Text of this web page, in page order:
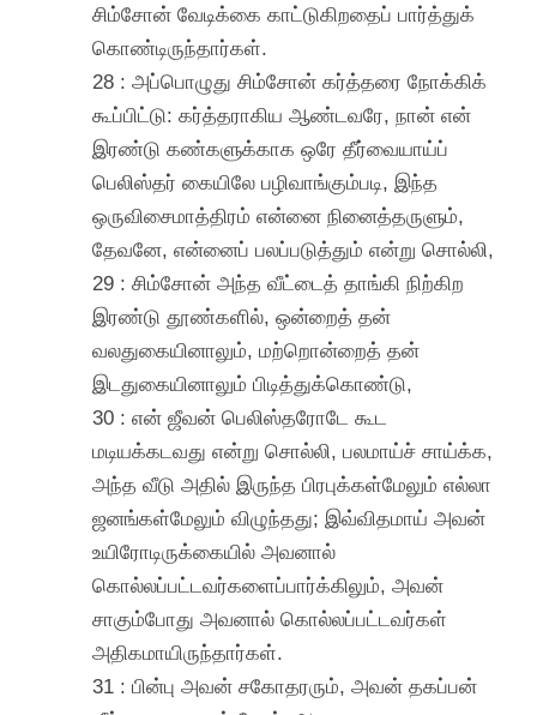
சிம்சோன் வேடிக்கை காட்டுகிறதைப் பார்த்துக்
கொண்டிருந்தார்கள்.
28 : அப்பொழுது சிம்சோன் கர்த்தரை நோக்கிக்
கூப்பிட்டு: கர்த்தராகிய ஆண்டவரே, நான் என்
இரண்டு கண்களுக்காக ஒரே தீர்வையாய்ப்
பெலிஸ்தர் கையிலே பழிவாங்கும்படி, இந்த
ஒருவிசைமாத்திரம் என்னை நினைத்தருளும்,
தேவனே, என்னைப் பலப்படுத்தும் என்று சொல்லி,
29 : சிம்சோன் அந்த வீட்டைத் தாங்கி நிற்கிற
இரண்டு தூண்களில், ஒன்றைத் தன்
வலதுகையினாலும், மற்றொன்றைத் தன்
இடதுகையினாலும் பிடித்துக்கொண்டு,
30 : என் ஜீவன் பெலிஸ்தரோடே கூட
மடியக்கடவது என்று சொல்லி, பலமாய்ச் சாய்க்க,
அந்த வீடு அதில் இருந்த பிரபுக்கள்மேலும் எல்லா
ஜனங்கள்மேலும் விழுந்தது; இவ்விதமாய் அவன்
உயிரோடிருக்கையில் அவனால்
கொல்லப்பட்டவர்களைப்பார்க்கிலும், அவன்
சாகும்போது அவனால் கொல்லப்பட்டவர்கள்
அதிகமாயிருந்தார்கள்.
31 : பின்பு அவன் சகோதரரும், அவன் தகப்பன்